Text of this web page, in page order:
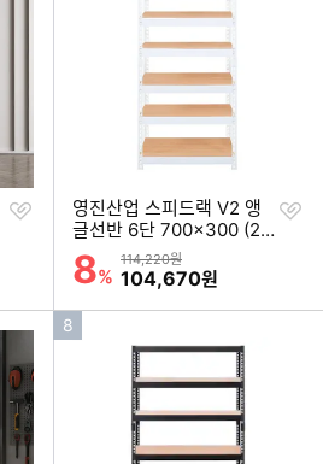
찜
영진산업 스피드랙 V2 앵
글선반 6단 700x300 (21
0cm(높이))
할인률
8%
상품금액
114,220원
할인금액
104,670원
찜
인
8